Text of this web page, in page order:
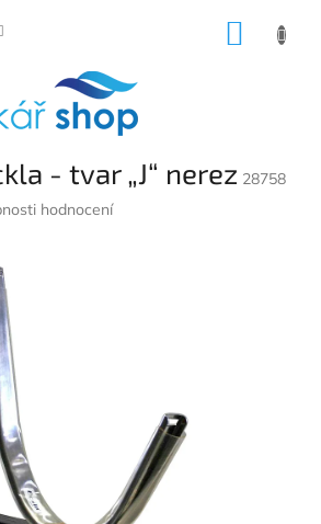
- tvar „J“ nerez 28758
hodnocení